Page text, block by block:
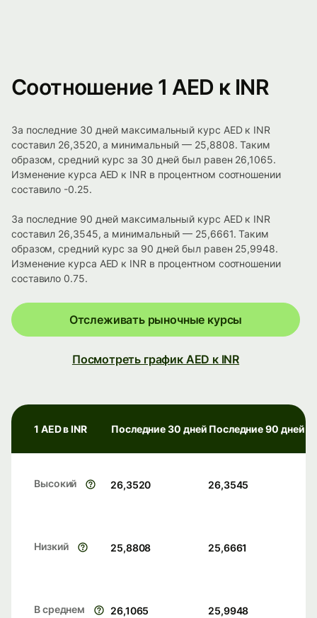
Соотношение 1 AED к INR
За последние 30 дней максимальный курс AED к INR
составил 26,3520, а минимальный — 25,8808. Таким
образом, средний курс за 30 дней был равен 26,1065.
Изменение курса AED к INR в процентном соотношении
составило -0.25.
За последние 90 дней максимальный курс AED к INR
составил 26,3545, а минимальный — 25,6661. Таким
образом, средний курс за 90 дней был равен 25,9948.
Изменение курса AED к INR в процентном соотношении
составило 0.75.
Отслеживать рыночные курсы
Посмотреть график AED к INR
1 AED в INR Последние 30 дней Последние 90 дней
Высокий 26,3520 26,3545
Низкий 25,8808 25,6661
В среднем 26,1065 25,9948